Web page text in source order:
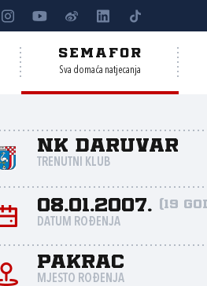
SEMAFOR
Sva domaća natjecanja
NK Daruvar
TRENUTNI KLUB
08.01.2007. (19
DATUM ROĐENJA
Pakrac
MJESTO ROĐENJA